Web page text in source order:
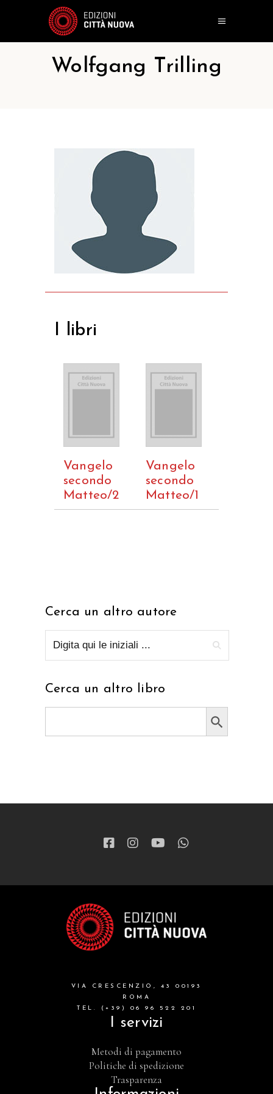
Wolfgang Trilling
I libri
Vangelo
secondo
Matteo/2
Vangelo
secondo
Matteo/1
Cerca un altro autore
Cerca un altro libro
Search Button
VIA CRESCENZIO, 43 00193
ROMA
TEL. (+39) 06 96 522 201
I servizi
Metodi di pagamento
Politiche di spedizione
Trasparenza